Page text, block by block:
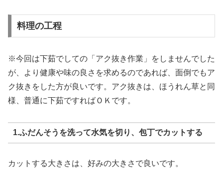
料理の工程
※今回は下茹でしての「アク抜き作業」をしませんでした
が、より健康や味の良さを求めるのであれば、面倒でもア
ク抜きをした方が良いです。アク抜きは、ほうれん草と同
様、普通に下茹ですればＯＫです。
1.ふだんそうを洗って水気を切り、包丁でカットする
カットする大きさは、好みの大きさで良いです。